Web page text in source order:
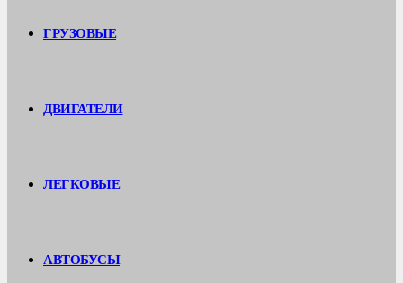
ГРУЗОВЫЕ
ДВИГАТЕЛИ
ЛЕГКОВЫЕ
АВТОБУСЫ